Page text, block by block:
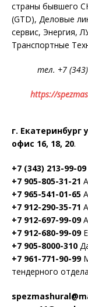
страны бывшего
(GTD), Деловые
сервис, Энергия,
Транспортные
тел. +7 (343)
https://
г. Екатеринбург
офис 16, 18, 20.
+7 (343) 213-99-09
+7 905-805-31-21
+7 965-541-01-65
+7 912-290-35-71
+7 912-697-99-09
+7 912-680-99-09
+7 905-8000-310
+7 961-771-90-99
тендерного